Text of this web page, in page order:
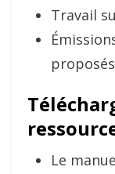
Travail
proposés
Le